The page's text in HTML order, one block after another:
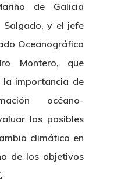
de Galicia
Salgado, y el jefe
Oceanográfico
Montero, que
la importancia de
océano-
los posibles
climático en
de los objetivos